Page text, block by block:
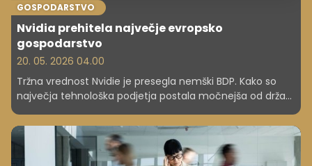
GOSPODARSTVO
Nvidia prehitela največje evropsko
gospodarstvo
20. 05. 2026 04.00
Tržna vrednost Nvidie je presegla nemški BDP. Kako so
največja tehnološka podjetja postala močnejša od držav